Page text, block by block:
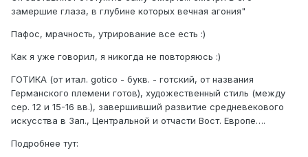
замершие глаза, в глубине которых вечная агония"
Пафос, мрачность, утрирование все есть :)
Как я уже говорил, я никогда не повторяюсь :)
ГОТИКА (от итал. gotico - букв. - готский, от названия
Германского племени готов), художественный стиль (между
сер. 12 и 15-16 вв.), завершивший развитие средневекового
искусства в Зап., Центральной и отчасти Вост. Европе….
Подробнее тут: